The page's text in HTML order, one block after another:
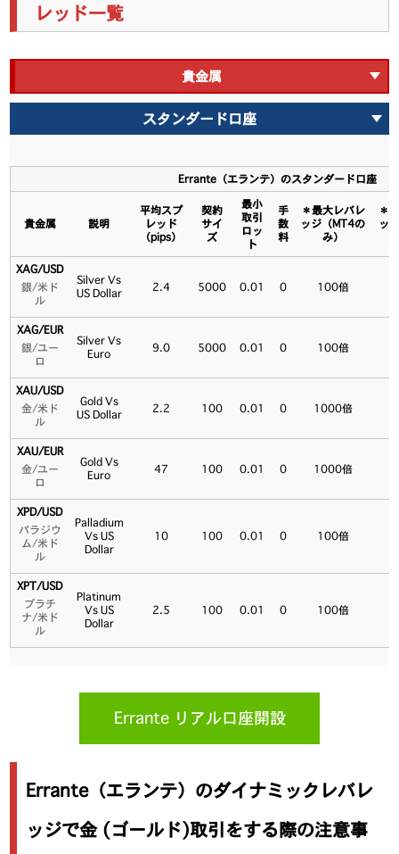
レッド一覧
貴金属
スタンダード口座
Errante（エランテ）のスタンダード口座
貴金属 説明
平均スプ
レッド
（pips）
契約
サイ
ズ
最小
取引
ロッ
ト
手
数
料
＊最大レバレ
ッジ（MT4の
み）
＊
ッ
XAG/USD
銀/米ド
ル
Silver Vs
US Dollar
2.4 5000 0.01 0 100倍
XAG/EUR
銀/ユー
ロ
Silver Vs
Euro
9.0 5000 0.01 0 100倍
XAU/USD
金/米ド
ル
Gold Vs
US Dollar
2.2 100 0.01 0 1000倍
XAU/EUR
金/ユー
ロ
Gold Vs
Euro
47 100 0.01 0 1000倍
XPD/USD
パラジウ
ム/米ド
ル
Palladium
Vs US
Dollar
10 100 0.01 0 100倍
XPT/USD
プラチ
ナ/米ド
ル
Platinum
Vs US
Dollar
2.5 100 0.01 0 100倍
Errante リアル口座開設
Errante（エランテ）のダイナミックレバレ
ッジで金 (ゴールド)取引をする際の注意事